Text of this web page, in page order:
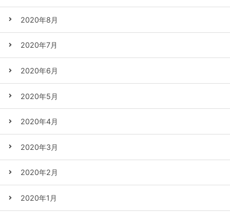
2020年8月
2020年7月
2020年6月
2020年5月
2020年4月
2020年3月
2020年2月
2020年1月